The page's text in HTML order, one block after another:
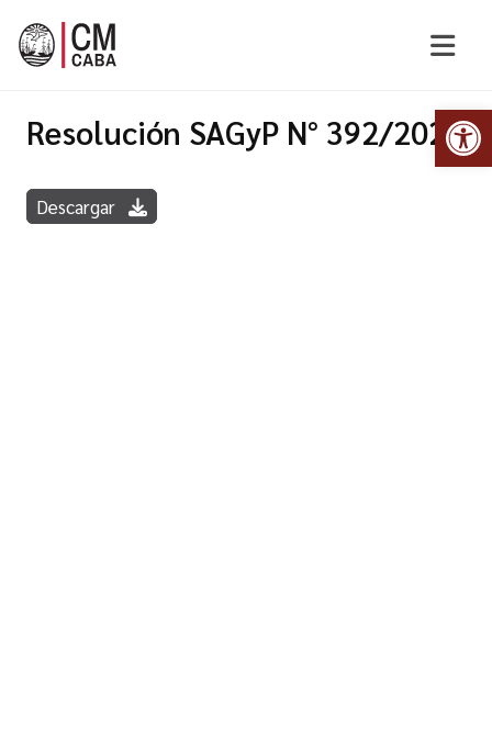
Resolución SAGyP N° 392/2024
Descargar